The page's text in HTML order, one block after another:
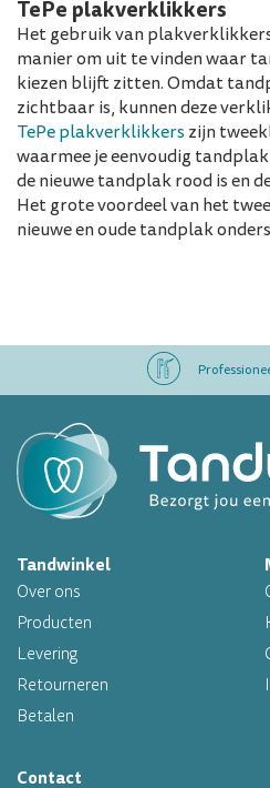
TePe plakverklikkers
Het gebruik van
manier om uit te vinden waar
kiezen blijft zitten. Omdat
zichtbaar is, kunnen deze
TePe plakverklikkers zijn
waarmee je eenvoudig
de nieuwe tandplak rood is en
Het grote voordeel van het
nieuwe en oude tandplak
Op werkdagen voor
Altijd
Tandwinkel
Over ons
Producten
Levering
Retourneren
Betalen
Contact